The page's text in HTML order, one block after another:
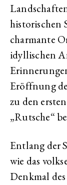
historischen
charmante
idyllischen
Eröffnung
zu den
„Rutsche“
Entlang der
wie das
Denkmal